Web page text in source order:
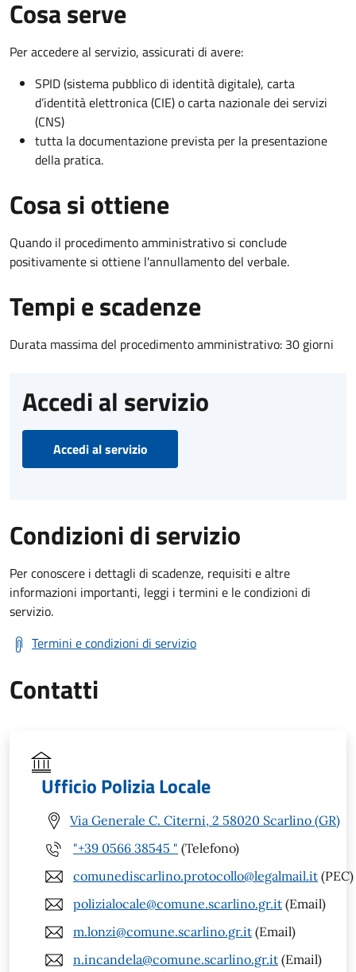
Cosa serve
Per accedere al servizio, assicurati di avere:
SPID (sistema pubblico di identità digitale), carta
d’identità elettronica (CIE) o carta nazionale dei servizi
(CNS)
tutta la documentazione prevista per la presentazione
della pratica.
Cosa si ottiene
Quando il procedimento amministrativo si conclude
positivamente si ottiene l'annullamento del verbale.
Tempi e scadenze
Durata massima del procedimento amministrativo: 30 giorni
Accedi al servizio
Accedi al servizio
Condizioni di servizio
Per conoscere i dettagli di scadenze, requisiti e altre
informazioni importanti, leggi i termini e le condizioni di
servizio.
Termini e condizioni di servizio
Contatti
Ufficio Polizia Locale
Via Generale C. Citerni, 2 58020 Scarlino (GR)
"+39 0566 38545 " (Telefono)
comunediscarlino.protocollo@legalmail.it (PEC)
polizialocale@comune.scarlino.gr.it (Email)
m.lonzi@comune.scarlino.gr.it (Email)
n.incandela@comune.scarlino.gr.it (Email)